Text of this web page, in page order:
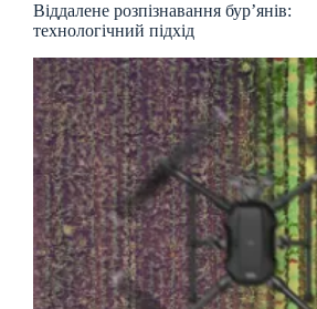
Віддалене розпізнавання бур’янів:
технологічний підхід